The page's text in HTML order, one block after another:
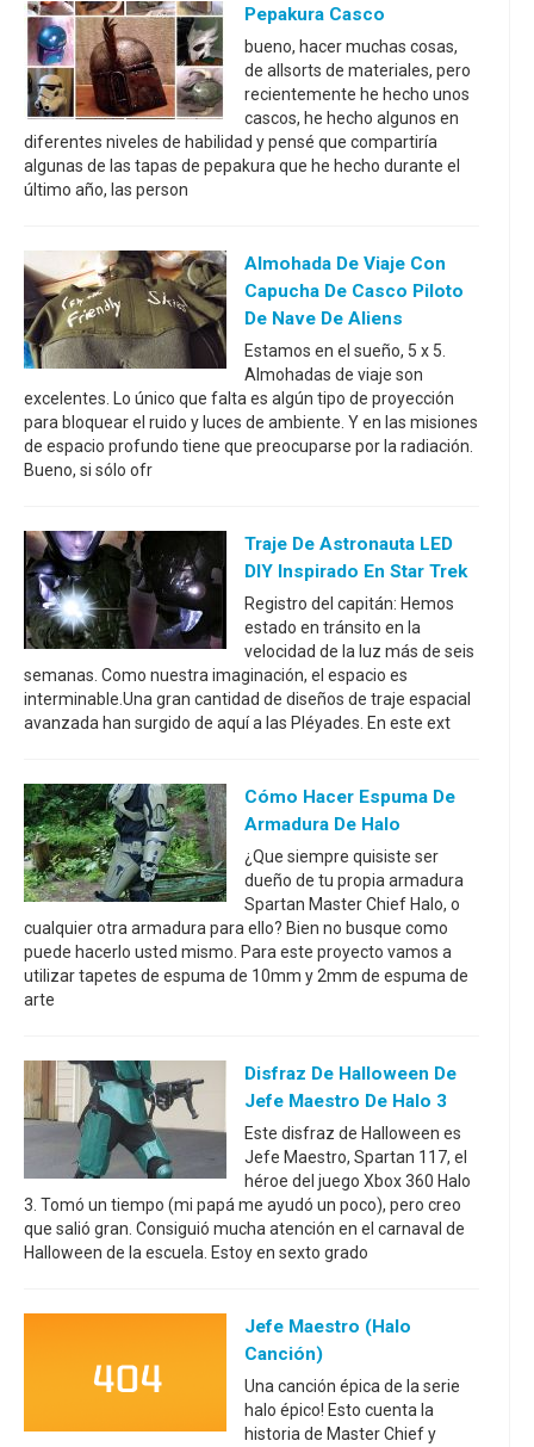
Pepakura Casco
bueno, hacer muchas cosas,
de allsorts de materiales, pero
recientemente he hecho unos
cascos, he hecho algunos en
diferentes niveles de habilidad y pensé que compartiría
algunas de las tapas de pepakura que he hecho durante el
último año, las person
Almohada De Viaje Con
Capucha De Casco Piloto
De Nave De Aliens
Estamos en el sueño, 5 x 5.
Almohadas de viaje son
excelentes. Lo único que falta es algún tipo de proyección
para bloquear el ruido y luces de ambiente. Y en las misiones
de espacio profundo tiene que preocuparse por la radiación.
Bueno, si sólo ofr
Traje De Astronauta LED
DIY Inspirado En Star Trek
Registro del capitán: Hemos
estado en tránsito en la
velocidad de la luz más de seis
semanas. Como nuestra imaginación, el espacio es
interminable.Una gran cantidad de diseños de traje espacial
avanzada han surgido de aquí a las Pléyades. En este ext
Cómo Hacer Espuma De
Armadura De Halo
¿Que siempre quisiste ser
dueño de tu propia armadura
Spartan Master Chief Halo, o
cualquier otra armadura para ello? Bien no busque como
puede hacerlo usted mismo. Para este proyecto vamos a
utilizar tapetes de espuma de 10mm y 2mm de espuma de
arte
Disfraz De Halloween De
Jefe Maestro De Halo 3
Este disfraz de Halloween es
Jefe Maestro, Spartan 117, el
héroe del juego Xbox 360 Halo
3. Tomó un tiempo (mi papá me ayudó un poco), pero creo
que salió gran. Consiguió mucha atención en el carnaval de
Halloween de la escuela. Estoy en sexto grado
Jefe Maestro (Halo
Canción)
Una canción épica de la serie
halo épico! Esto cuenta la
historia de Master Chief y